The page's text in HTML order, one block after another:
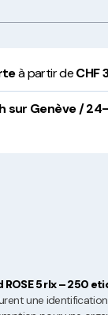
à partir deCHF
sur Genève /
5 rlx – 250
une